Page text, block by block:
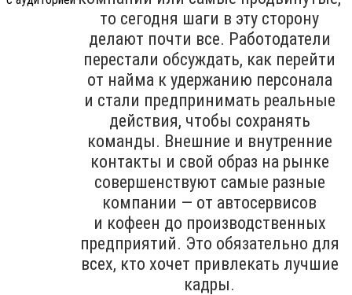
то сегодня шаги в эту сторону
делают почти все. Работодатели
перестали обсуждать, как перейти
от найма к удержанию персонала
и стали предпринимать реальные
действия, чтобы сохранять
команды. Внешние и внутренние
контакты и свой образ на рынке
совершенствуют самые разные
компании — от автосервисов
и кофеен до производственных
предприятий. Это обязательно для
всех, кто хочет привлекать лучшие
кадры.